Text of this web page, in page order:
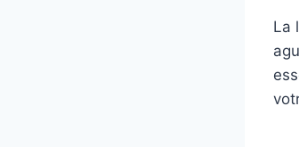
La